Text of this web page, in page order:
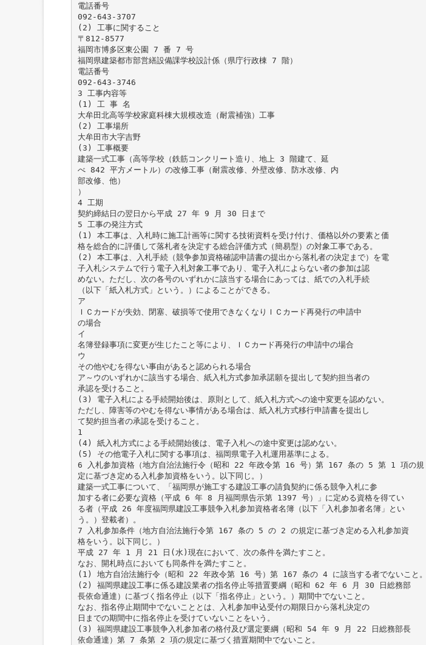
電話番号
092-643-3707
(2) 工事に関すること
〒812-8577
福岡市博多区東公園 7 番 7 号
福岡県建築都市部営繕設備課学校設計係（県庁行政棟 7 階）
電話番号
092-643-3746
3 工事内容等
(1) 工 事 名
大牟田北高等学校家庭科棟大規模改造（耐震補強）工事
(2) 工事場所
大牟田市大字吉野
(3) 工事概要
建築一式工事（高等学校（鉄筋コンクリート造り、地上 3 階建て、延
べ 842 平方メートル）の改修工事（耐震改修、外壁改修、防水改修、内
部改修、他）
）
4 工期
契約締結日の翌日から平成 27 年 9 月 30 日まで
5 工事の発注方式
(1) 本工事は、入札時に施工計画等に関する技術資料を受け付け、価格以外の要素と価
格を総合的に評価して落札者を決定する総合評価方式（簡易型）の対象工事である。
(2) 本工事は、入札手続（競争参加資格確認申請書の提出から落札者の決定まで）を電
子入札システムで行う電子入札対象工事であり、電子入札によらない者の参加は認
めない。ただし、次の各号のいずれかに該当する場合にあっては、紙での入札手続
（以下「紙入札方式」という。）によることができる。
ア
ＩＣカードが失効、閉塞、破損等で使用できなくなりＩＣカード再発行の申請中
の場合
イ
名簿登録事項に変更が生じたこと等により、ＩＣカード再発行の申請中の場合
ウ
その他やむを得ない事由があると認められる場合
ア～ウのいずれかに該当する場合、紙入札方式参加承諾願を提出して契約担当者の
承認を受けること。
(3) 電子入札による手続開始後は、原則として、紙入札方式への途中変更を認めない。
ただし、障害等のやむを得ない事情がある場合は、紙入札方式移行申請書を提出し
て契約担当者の承認を受けること。
1
(4) 紙入札方式による手続開始後は、電子入札への途中変更は認めない。
(5) その他電子入札に関する事項は、福岡県電子入札運用基準による。
6 入札参加資格（地方自治法施行令（昭和 22 年政令第 16 号）第 167 条の 5 第 1 項の規
定に基づき定める入札参加資格をいう。以下同じ。）
建築一式工事について、「福岡県が施工する建設工事の請負契約に係る競争入札に参
加する者に必要な資格（平成 6 年 8 月福岡県告示第 1397 号）」に定める資格を得てい
る者（平成 26 年度福岡県建設工事競争入札参加資格者名簿（以下「入札参加者名簿」とい
う。）登載者）。
7 入札参加条件（地方自治法施行令第 167 条の 5 の 2 の規定に基づき定める入札参加資
格をいう。以下同じ。）
平成 27 年 1 月 21 日(水)現在において、次の条件を満たすこと。
なお、開札時点においても同条件を満たすこと。
(1) 地方自治法施行令（昭和 22 年政令第 16 号）第 167 条の 4 に該当する者でないこと。
(2) 福岡県建設工事に係る建設業者の指名停止等措置要綱（昭和 62 年 6 月 30 日総務部
長依命通達）に基づく指名停止（以下「指名停止」という。）期間中でないこと。
なお、指名停止期間中でないこととは、入札参加申込受付の期限日から落札決定の
日までの期間中に指名停止を受けていないことをいう。
(3) 福岡県建設工事競争入札参加者の格付及び選定要綱（昭和 54 年 9 月 22 日総務部長
依命通達）第 7 条第 2 項の規定に基づく措置期間中でないこと。